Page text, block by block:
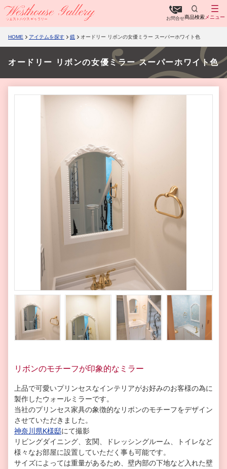
お問合せ商品検索 メニュー
HOME アイテムを探す 鏡 オードリー リボンの女優ミラー スーパーホワイト色
オードリー リボンの女優ミラー スーパーホワイト色
リボンのモチーフが印象的なミラー
上品で可愛いプリンセスなインテリアがお好みのお客様の為に
製作したウォールミラーです。
当社のプリンセス家具の象徴的なリボンのモチーフをデザイン
させていただきました。
神奈川県K様邸にて撮影
リビングダイニング、玄関、ドレッシングルーム、トイレなど
様々なお部屋に設置していただく事も可能です。
サイズによっては重量があるため、壁内部の下地など入れた壁